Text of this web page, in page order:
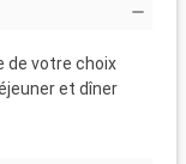
de votre choix
et dîner